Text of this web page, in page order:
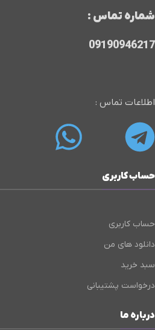
شماره تماس :
09190946217
اطلاعات تماس :
حساب کاربری
حساب کاربری
دانلود های من
سبد خرید
درخواست پشتیبانی
درباره ما